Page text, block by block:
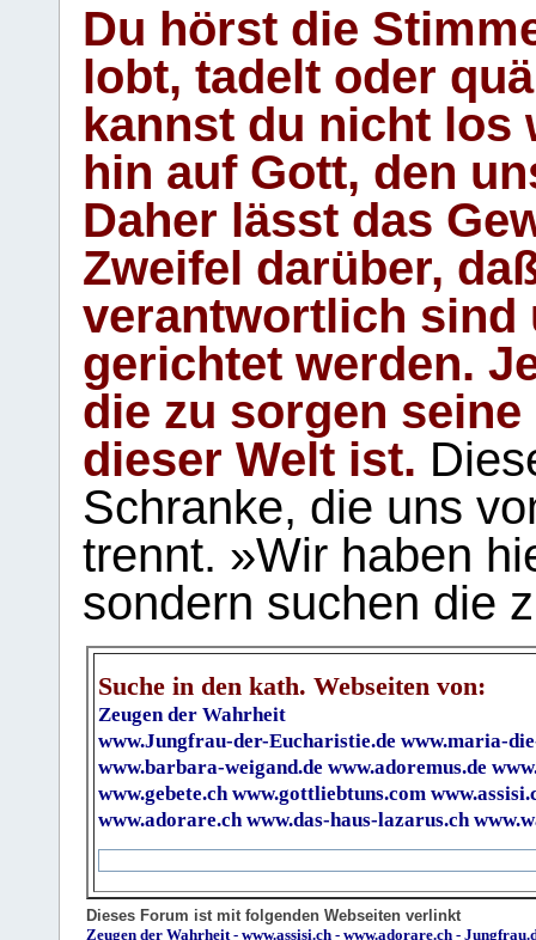
Du hörst die
lobt, tadelt oder
kannst du nicht los
hin auf Gott, den
Daher lässt das
Zweifel darüber,
verantwortlich sind
gerichtet werden.
die zu sorgen
dieser Welt ist.
Schranke, die uns
trennt. »Wir haben
sondern suchen die
Suche in den kath. Webseiten von:
Zeugen der Wahrheit
www.Jungfrau-der-Eucharistie.de www.maria-
www.barbara-weigand.de www.adoremus.de
www.gebete.ch www.gottliebtuns.com
www.adorare.ch www.das-haus-lazarus.ch
Dieses Forum ist mit folgenden Webseiten verlinkt
Zeugen der Wahrheit - www.assisi.ch - www.adorare.ch -